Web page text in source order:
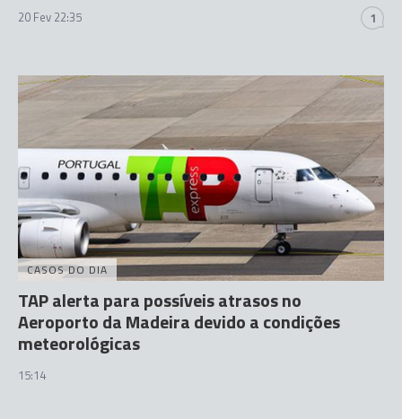
20 Fev 22:35 1
CASOS DO DIA
TAP alerta para possíveis atrasos no
Aeroporto da Madeira devido a condições
meteorológicas
15:14